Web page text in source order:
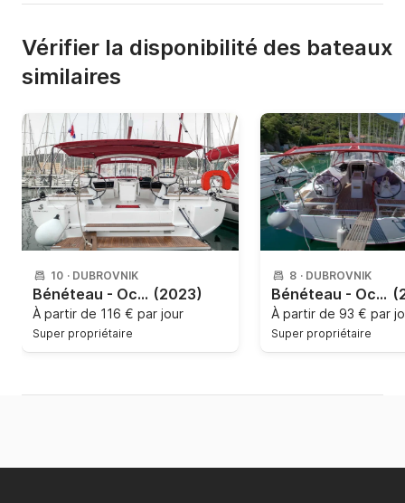
Vérifier la disponibilité des bateaux
similaires
10 · DUBROVNIK
Bénéteau - Oceanis 46.1 - 4 cab. (2023)
À partir de 116 € par jour
Super propriétaire
8 · DUBROVNIK
Bénéteau - Oceanis 38.1
À partir de 93 € par
Super propriétaire